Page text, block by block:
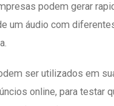
podem gerar
um áudio com
ser utilizados em
online, para testar